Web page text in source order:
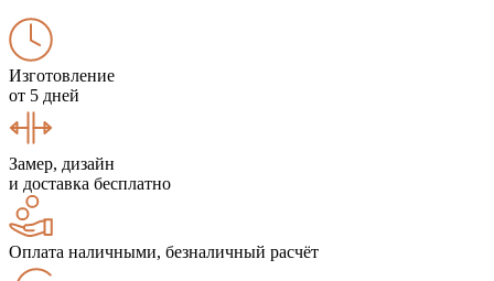
Изготовление
от 5 дней
Замер, дизайн
и доставка бесплатно
Оплата наличными, безналичный расчёт